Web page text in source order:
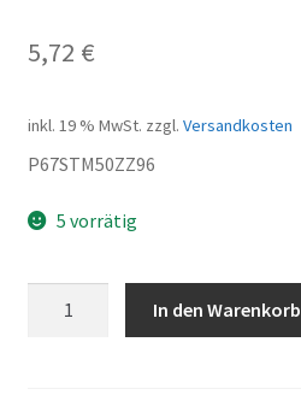
5,72 €
inkl. 19 % MwSt. zzgl. Versandkosten
P67STM50ZZ96
5 vorrätig
In den Warenkorb